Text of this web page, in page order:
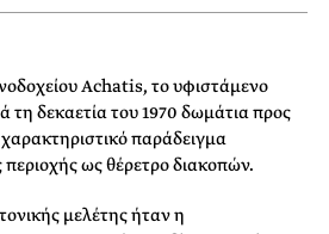
Achatis, το υφιστάμενο
τη δεκαετία του 1970 δωμάτια προς
παράδειγμα
ως θέρετρο διακοπών.
μελέτης ήταν η